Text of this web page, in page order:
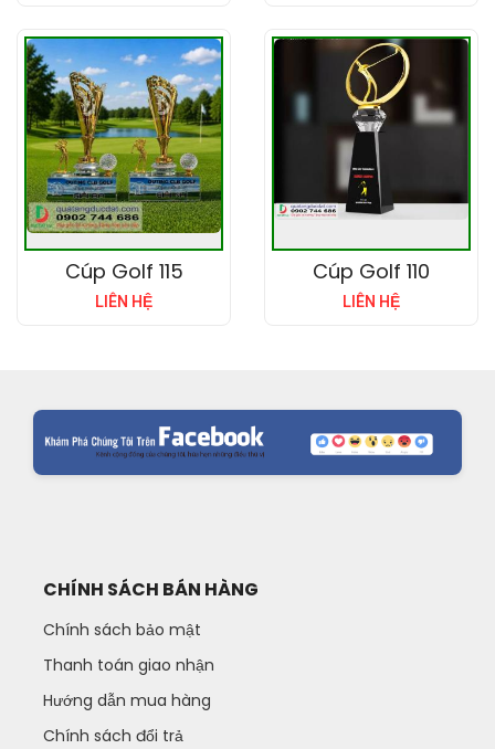
Cúp Golf 115
LIÊN HỆ
Cúp Golf 110
LIÊN HỆ
CHÍNH SÁCH BÁN HÀNG
Chính sách bảo mật
Thanh toán giao nhận
Hướng dẫn mua hàng
Chính sách đổi trả